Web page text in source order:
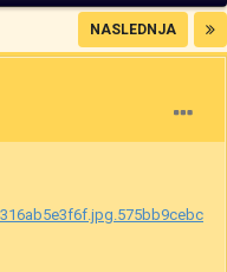
NASLEDNJA